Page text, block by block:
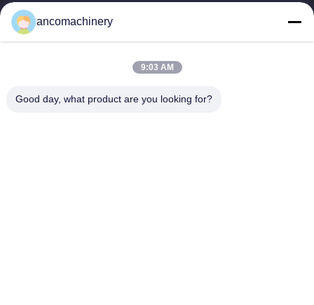
Сучжоу, провинция Цзянсу.
Быстрые Ссылки
О Компании
Наша Фабрика
Контроль Качества
ancomachinery
9:03 AM
Good day, what product are you looking for?